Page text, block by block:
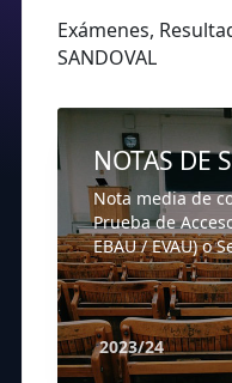
Exámenes,
SANDOVAL
NOTAS DE
Nota media de
Prueba de
EBAU / EVAU) o
2023/24